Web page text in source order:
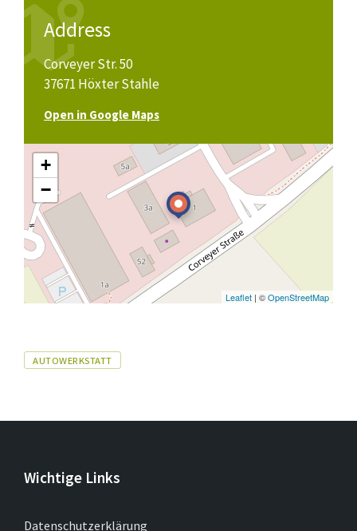
Address
Corveyer Str. 50
37671 Höxter Stahle
Open in Google Maps
+
−
Leaflet | ©OpenStreetMap
Tags
AUTOWERKSTATT
Wichtige Links
Datenschutzerklärung